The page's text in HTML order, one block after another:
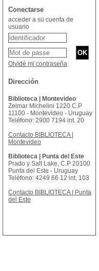
Conectarse
acceder a su cuenta de
usuario
Olvidé mi contraseña
Dirección
Biblioteca | Montevideo
Zelmar Michelini 1220 C.P
11100 - Montevideo - Uruguay
Teléfono: 2900 7194 int. 20
Contacto BIBLIOTECA |
Montevideo
Biblioteca | Punta del Este
Prado y Salt Lake, C.P 20100
Punta del Este - Uruguay
Teléfono: 4249 66 12 int. 103
Contacto BIBLIOTECA | Punta
del Este